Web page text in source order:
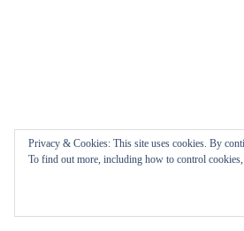
Privacy & Cookies: This site uses cookies. By
To find out more, including how to control cookies,